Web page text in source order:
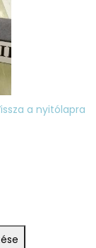
a nyitólapra